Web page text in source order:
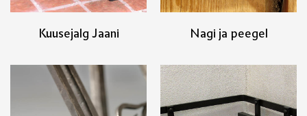
Kuusejalg Jaani Nagi ja peegel